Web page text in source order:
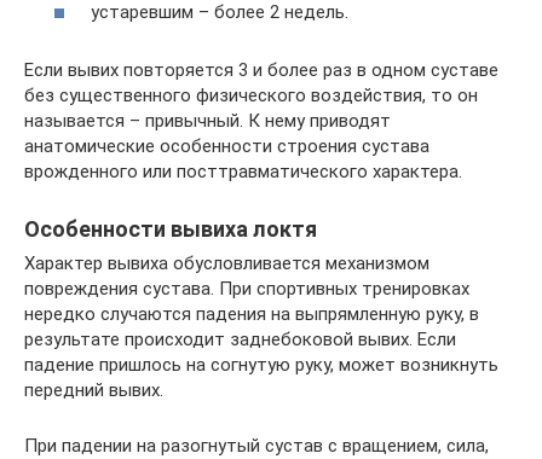
устаревшим – более 2 недель.
Если вывих повторяется 3 и более раз в одном суставе
без существенного физического воздействия, то он
называется – привычный. К нему приводят
анатомические особенности строения сустава
врожденного или посттравматического характера.
Особенности вывиха локтя
Характер вывиха обусловливается механизмом
повреждения сустава. При спортивных тренировках
нередко случаются падения на выпрямленную руку, в
результате происходит заднебоковой вывих. Если
падение пришлось на согнутую руку, может возникнуть
передний вывих.
При падении на разогнутый сустав с вращением, сила,